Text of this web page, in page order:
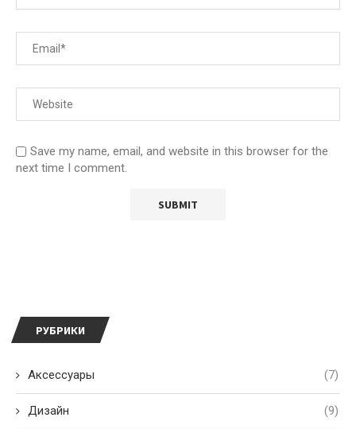
Save my name, email, and website in this browser for the
next time I comment.
РУБРИКИ
Аксессуары (7)
Дизайн (9)